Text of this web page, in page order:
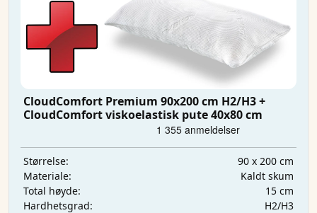
CloudComfort Premium 90x200 cm H2/H3 +
CloudComfort viskoelastisk pute 40x80 cm
Størrelse:
90 x 200 cm
Materiale:
Kaldt skum
Total høyde:
15 cm
Hardhetsgrad:
H2/H3